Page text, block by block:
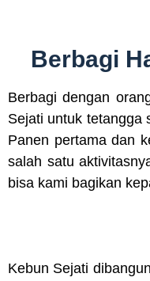
Berbagi
Berbagi dengan
Sejati untuk tetangga
Panen pertama dan
salah satu
bisa kami bagikan
Kebun Sejati